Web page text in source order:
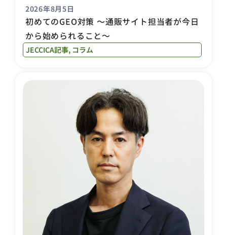
2026年8月5日
初めてのGEO対策 〜通販サイト担当者が今日
から始められること〜
JECCICA記事, コラム